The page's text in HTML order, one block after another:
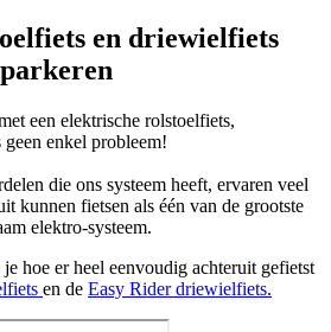
en driewielfiets
een elektrische rolstoelfiets,
enkel probleem!
die ons systeem heeft, ervaren veel
kunnen fietsen als één van de grootste
elektro-systeem.
hoe er heel eenvoudig achteruit gefietst
en de Easy Rider driewielfiets.